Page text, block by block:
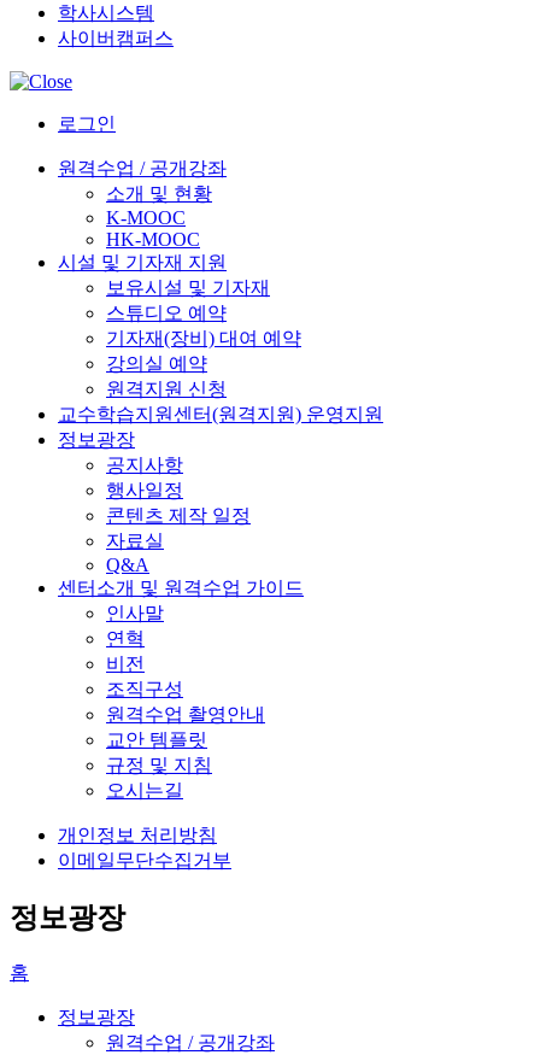
학사시스템
사이버캠퍼스
로그인
원격수업 / 공개강좌
소개 및 현황
K-MOOC
HK-MOOC
시설 및 기자재 지원
보유시설 및 기자재
스튜디오 예약
기자재(장비) 대여 예약
강의실 예약
원격지원 신청
교수학습지원센터(원격지원) 운영지원
정보광장
공지사항
행사일정
콘텐츠 제작 일정
자료실
Q&A
센터소개 및 원격수업 가이드
인사말
연혁
비전
조직구성
원격수업 촬영안내
교안 템플릿
규정 및 지침
오시는길
개인정보 처리방침
이메일무단수집거부
정보광장
홈
정보광장
원격수업 / 공개강좌